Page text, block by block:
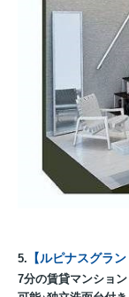
5. 【ルピナスグラ
7分の賃貸マンショ